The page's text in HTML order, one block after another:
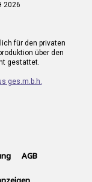
2026
für den privaten
über den
gestattet.
ges.m.b.h.
AGB